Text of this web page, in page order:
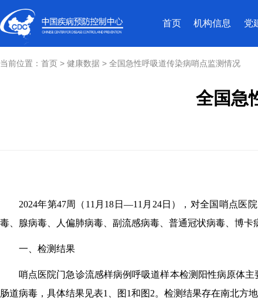
首页 机构信息 党
当前位置： 首页 > 健康数据 > 全国急性呼吸道传染病哨点监测情况
全国急
2024年第47周（ 11 月 18 日—11 月 24日），对全国哨点医
毒、腺病毒、人偏肺病毒、副流感病毒、普通冠状病毒、博卡
一、检测结果
哨点医院门急诊流感样病例呼吸道样本检测阳性病原体
肠道病毒，具体结果见表1 、图1和图2。检测结果存在南北方